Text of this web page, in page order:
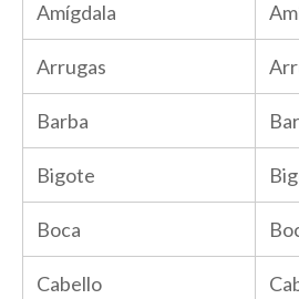
Amígdala
Arrugas
Barba
Bigote
Boca
Cabello